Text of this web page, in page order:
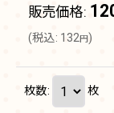
販売価格:
(税込: 132円 )
枚数: 枚